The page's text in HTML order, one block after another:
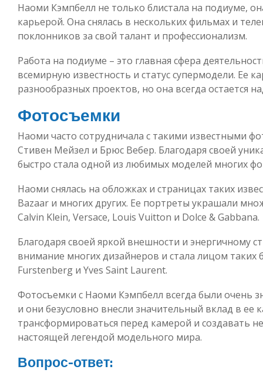
Наоми Кэмпбелл не только блистала на подиуме,
карьерой. Она снялась в нескольких фильмах и
поклонников за свой талант и профессионализм.
Работа на подиуме – это главная сфера
всемирную известность и статус супермодели. Ее
разнообразных проектов, но она всегда остается
Фотосъемки
Наоми часто сотрудничала с такими известными
Стивен Мейзел и Брюс Вебер. Благодаря своей
быстро стала одной из любимых моделей многих
Наоми снялась на обложках и страницах таких
Bazaar и многих других. Ее портреты украшали
Calvin Klein, Versace, Louis Vuitton и Dolce & Gabbana.
Благодаря своей яркой внешности и энергичному
внимание многих дизайнеров и стала лицом таких
Furstenberg и Yves Saint Laurent.
Фотосъемки с Наоми Кэмпбелл всегда были очень
и они безусловно внесли значительный вклад в ее
трансформироваться перед камерой и создавать
настоящей легендой модельного мира.
Вопрос-ответ: